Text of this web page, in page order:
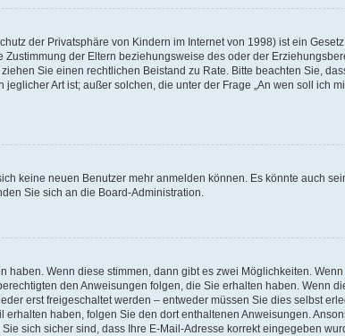
der Privatsphäre von Kindern im Internet von 1998) ist ein
der Eltern beziehungsweise des oder der
Sie einen rechtlichen Beistand zu Rate. Bitte beachten Sie,
Art ist; außer solchen, die unter der Frage „An wen soll ich
keine neuen Benutzer mehr anmelden können. Es könnte auch
Sie sich an die Board-Administration.
Wenn diese stimmen, dann gibt es zwei Möglichkeiten. Wenn
den Anweisungen folgen, die Sie erhalten haben. Wenn
erst freigeschaltet werden – entweder müssen Sie dies selbst
haben, folgen Sie den dort enthaltenen Anweisungen.
sich sicher sind, dass Ihre E-Mail-Adresse korrekt eingegeben